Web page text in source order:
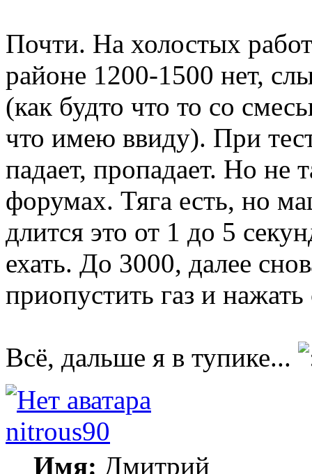
Почти. На холостых
районе 1200-1500 нет,
(как будто что то со
что имею ввиду). При
падает, пропадает. Но не
форумах. Тяга есть, но
длится это от 1 до 5
ехать. До 3000, далее
приопустить газ и
Всё, дальше я в тупике...
nitrous90
Имя: Дмитрий